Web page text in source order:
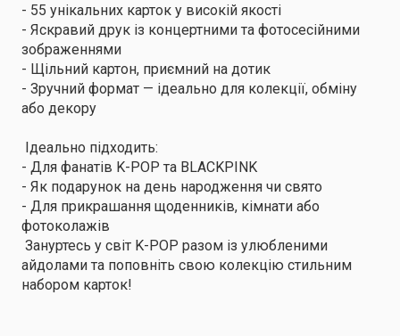
- 55 унікальних карток у високій якості
- Яскравий друк із концертними та фотосесійними
зображеннями
- Щільний картон, приємний на дотик
- Зручний формат — ідеально для колекції, обміну
або декору
Ідеально підходить:
- Для фанатів K-POP та BLACKPINK
- Як подарунок на день народження чи свято
- Для прикрашання щоденників, кімнати або
фотоколажів
Зануртесь у світ K-POP разом із улюбленими
айдолами та поповніть свою колекцію стильним
набором карток!